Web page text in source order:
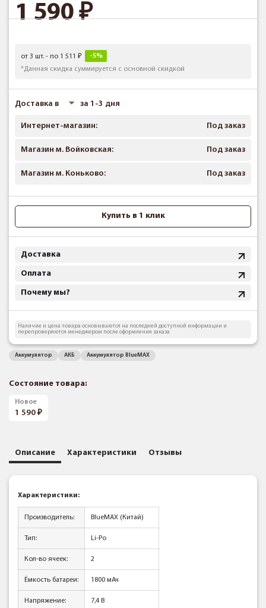
1 590
от 3 шт. - по 1 511
-5%
*Данная скидка суммируется с основной скидкой
Доставка в за 1-3 дня
Интернет-магазин: Под заказ
Магазин м. Войковская: Под заказ
Магазин м. Коньково: Под заказ
Купить в 1 клик
Доставка
Оплата
Почему мы?
Наличие и цена товара основываются на последней доступной информации и
перепроверяются менеджером после оформления заказа
Аккумулятор АКБ Аккумулятор BlueMAX
Состояние товара:
Новое
1 590
Описание Характеристики Отзывы
Характеристики:
Производитель: BlueMAX (Китай)
Тип: Li-Po
Кол-во ячеек: 2
Ёмкость батареи: 1800 мАч
Напряжение: 7,4 В